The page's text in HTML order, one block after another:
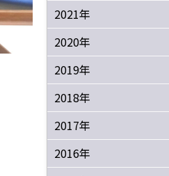
2021年
2020年
2019年
2018年
2017年
2016年